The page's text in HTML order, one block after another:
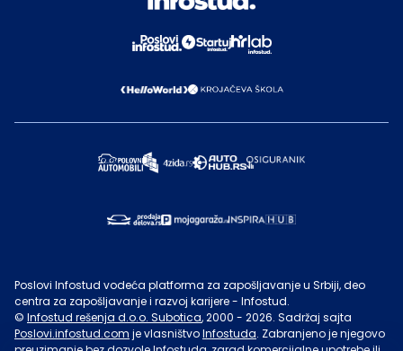
Poslovi Infostud vodeća platforma za zapošljavanje u Srbiji, deo
centra za zapošljavanje i razvoj karijere - Infostud.
© Infostud rešenja d.o.o. Subotica, 2000 - 2026. Sadržaj sajta
Poslovi.infostud.com je vlasništvoInfostuda. Zabranjeno je njegovo